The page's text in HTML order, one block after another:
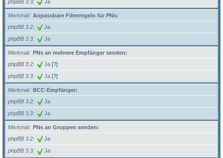
phpBB 3.3 Ja
Merkmal
Anpassbare Filterregeln für PNs:
phpBB 3.2
Ja
phpBB 3.3 Ja
Merkmal
PNs an mehrere Empfänger senden:
phpBB 3.2
Ja [?]
phpBB 3.3 Ja [?]
Merkmal
BCC-Empfänger:
phpBB 3.2
Ja
phpBB 3.3 Ja
Merkmal
PNs an Gruppen senden:
phpBB 3.2
Ja
phpBB 3.3 Ja